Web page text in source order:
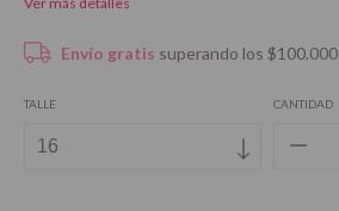
Envío gratis superando los$100.000
TALLE CANTIDAD